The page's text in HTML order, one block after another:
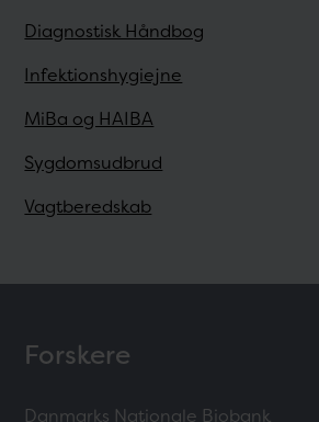
Diagnostisk Håndbog
Infektionshygiejne
MiBa og HAIBA
Sygdomsudbrud
Vagtberedskab
Forskere
Danmarks Nationale Biobank